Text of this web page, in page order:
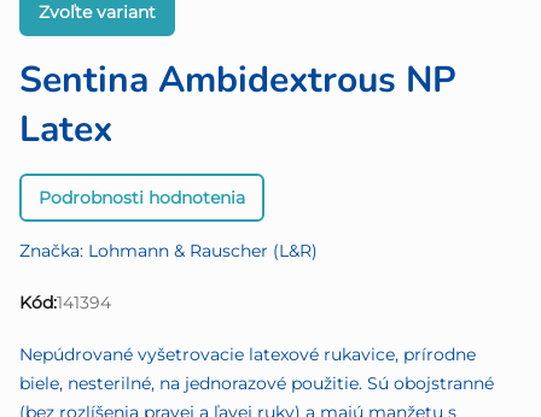
Sentina Ambidextrous NP
Latex
Priemerné
hodnotenie
je
5,0
5
hviezdičiek.
Podrobnosti hodnotenia
Značka: Lohmann & Rauscher (L&R)
Kód:141394
Zvoľte variant
Nepúdrované vyšetrovacie latexové rukavice, prírodne
biele, nesterilné, na jednorazové použitie. Sú obojstranné